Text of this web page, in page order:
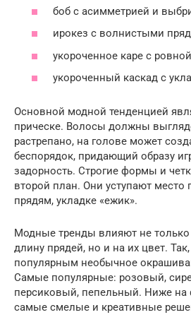
боб с асимметрией и
ирокез с волнистыми
укороченное каре с
укороченный каскад с
Основной модной тенденцией
прическе. Волосы должны
растрепано, на голове может
беспорядок, придающий образу
задорность. Строгие формы и
второй план. Они уступают место
прядям, укладке «ежик».
Модные тренды влияют не
длину прядей, но и на их цвет. Так,
популярным необычное
Самые популярные: розовый,
персиковый, пепельный. Ниже на
самые смелые и креативные